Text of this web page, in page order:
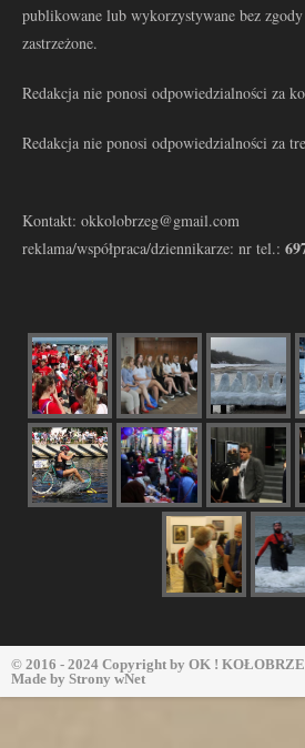
publikowane lub wykorzystywane bez
zastrzeżone.
Redakcja nie ponosi odpowiedzialności za
Redakcja nie ponosi odpowiedzialności za
Kontakt: okkolobrzeg@gmail.com
reklama/współpraca/dziennikarze: nr tel.:
© 2016 - 2024 Copyright by OK !
Made by Strony wNet